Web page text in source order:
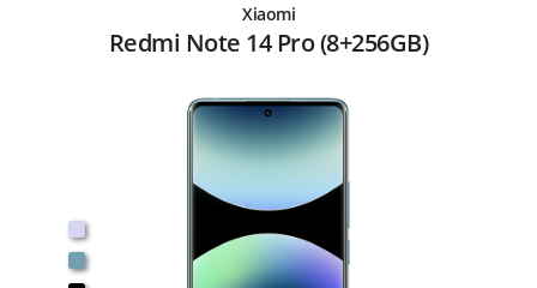
Xiaomi
Redmi Note 14 Pro (8+256GB)